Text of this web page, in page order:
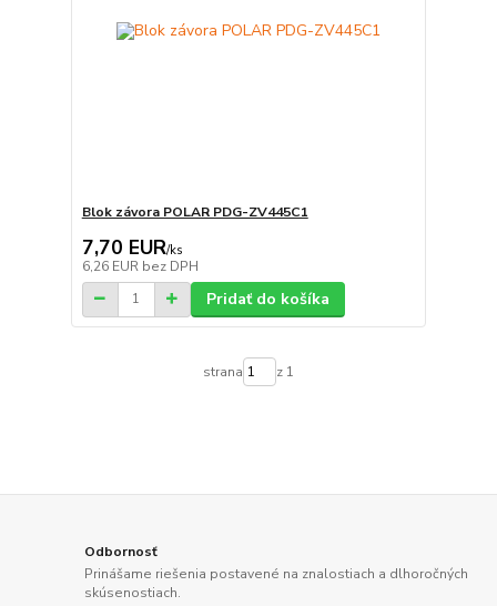
Blok závora POLAR PDG-ZV445C1
7,70 EUR/ks
6,26 EUR bez DPH
Pridať do košíka
strana z 1
Odbornosť
Prinášame riešenia postavené na znalostiach a dlhoročných
skúsenostiach.